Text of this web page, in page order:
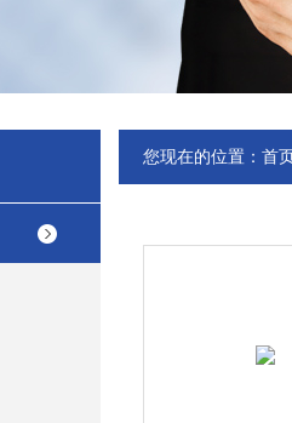
您现在的位置： 首